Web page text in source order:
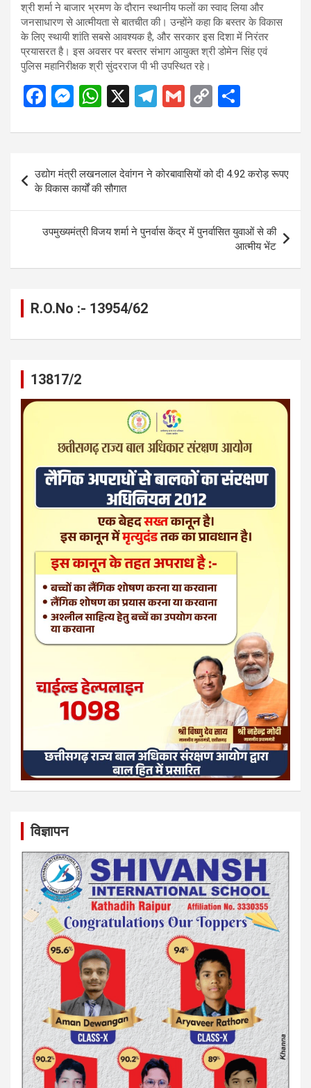
श्री शर्मा ने बाजार भ्रमण के दौरान स्थानीय फलों का स्वाद लिया और
जनसाधारण से आत्मीयता से बातचीत की। उन्होंने कहा कि बस्तर के विकास
के लिए स्थायी शांति सबसे आवश्यक है, और सरकार इस दिशा में निरंतर
प्रयासरत है। इस अवसर पर बस्तर संभाग आयुक्त श्री डोमेन सिंह एवं
पुलिस महानिरीक्षक श्री सुंदरराज पी भी उपस्थित रहे।
F
ce
b
o
o
k
M
se
n
g
er
W
at
A
p
p
X
T
e
gr
a
m
G
ail
C
py
Li
n
k
ar
e
navigation
उद्योग मंत्री लखनलाल देवांगन ने कोरबावासियों को दी 4.92 करोड़ रूपए
के विकास कार्यों की सौगात
उपमुख्यमंत्री विजय शर्मा ने पुनर्वास केंद्र में पुनर्वासित युवाओं से की
आत्मीय भेंट
R.O.No :- 13954/62
13817/2
विज्ञापन